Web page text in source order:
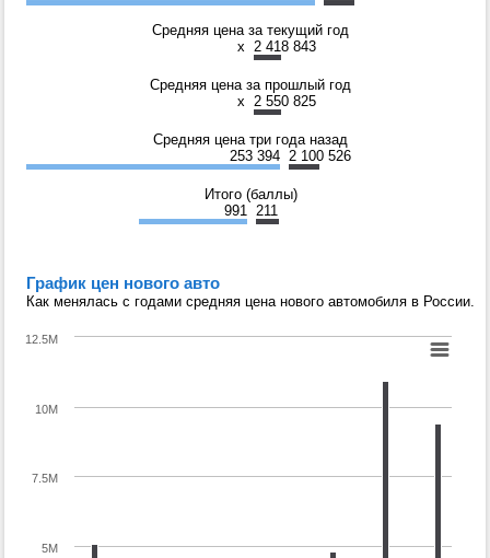
Средняя цена за текущий год
x
2 418 843
Средняя цена за прошлый год
x
2 550 825
Средняя цена три года назад
253 394 2 100 526
Итого (баллы)
991
211
График цен нового авто
Как менялась с годами средняя цена нового автомобиля в России.
10M
5M
7.5M
12.5M